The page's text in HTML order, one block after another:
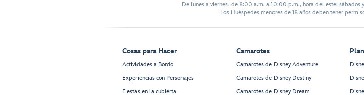
De lunes a viernes, de 8:00 a.m. a 10:00 p.m., hora del este;
Los Huéspedes menores de 18 años deben tener
Cosas para Hacer
Actividades a Bordo
Experiencias con Personajes
Fiestas en la cubierta
Camarotes
Camarotes de Disney Adventure
Camarotes de Disney Destiny
Camarotes de Disney Dream